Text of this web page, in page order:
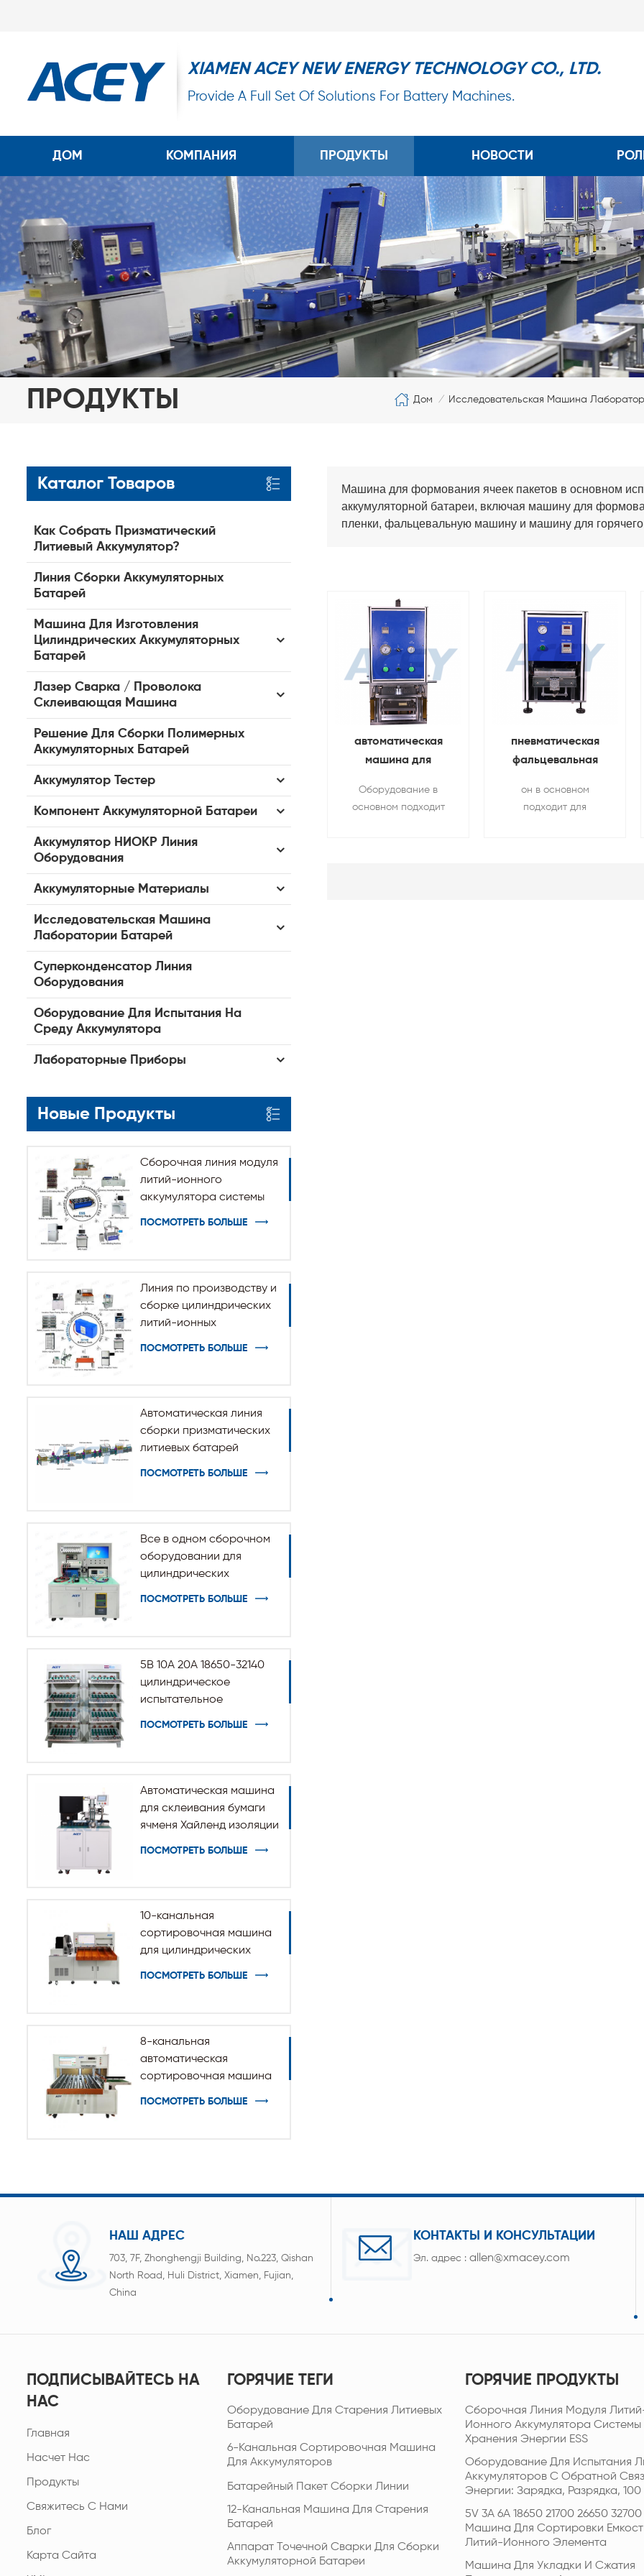
XIAMEN ACEY NEW ENERGY TECHNOLOGY CO., LTD.
Provide A Full Set Of Solutions For Battery Machines.
ДОМ КОМПАНИЯ ПРОДУКТЫ НОВОСТИ
ПРОДУКТЫ Дом / Исследовательская Машина
Каталог Товаров
Как Собрать Призматический
Литиевый Аккумулятор?
Линия Сборки Аккумуляторных
Батарей
Машина Для Изготовления
Цилиндрических Аккумуляторных
Батарей
Лазер Сварка / Проволока
Склеивающая Машина
Решение Для Сборки Полимерных
Аккумуляторных Батарей
Аккумулятор Тестер
Компонент Аккумуляторной Батареи
Аккумулятор НИОКР Линия
Оборудования
Аккумуляторные Материалы
Исследовательская Машина
Лаборатории Батарей
Суперконденсатор Линия
Оборудования
Оборудование Для Испытания На
Среду Аккумулятора
Лабораторные Приборы
Новые Продукты
Сборочная линия модуля
литий-ионного
аккумулятора системы
ПОСМОТРЕТЬ БОЛЬШЕ
Линия по производству и
сборке цилиндрических
литий-ионных
ПОСМОТРЕТЬ БОЛЬШЕ
Автоматическая линия
сборки призматических
литиевых батарей
ПОСМОТРЕТЬ БОЛЬШЕ
Все в одном сборочном
оборудовании для
цилиндрических
ПОСМОТРЕТЬ БОЛЬШЕ
5В 10А 20А 18650-32140
цилиндрическое
испытательное
ПОСМОТРЕТЬ БОЛЬШЕ
Автоматическая машина
для склеивания бумаги
ячменя Хайленд изоляции
ПОСМОТРЕТЬ БОЛЬШЕ
10-канальная
сортировочная машина
для цилиндрических
ПОСМОТРЕТЬ БОЛЬШЕ
8-канальная
автоматическая
сортировочная машина
ПОСМОТРЕТЬ БОЛЬШЕ
Машина для формования ячеек пакетов в основном
аккумуляторной батареи, включая машину для
пленки, фальцевальную машину и машину для
автоматическая
машина для
из алюминиевой
Оборудование в
основном подходит
пневматическая
фальцевальная
он в основном
подходит для
НАШ АДРЕС
703, 7F, Zhonghengji Building, No.223, Qishan
North Road, Huli District, Xiamen, Fujian,
China
КОНТАКТЫ И КОНСУЛЬТАЦИИ
Эл. адрес :allen@xmacey.com
ПОДПИСЫВАЙТЕСЬ НА
НАС
Главная
Насчет Нас
Продукты
Свяжитесь С Нами
Блог
Карта Сайта
ГОРЯЧИЕ ТЕГИ
Оборудование Для Старения Литиевых
Батарей
6-Канальная Сортировочная Машина
Для Аккумуляторов
Батарейный Пакет Сборки Линии
12-Канальная Машина Для Старения
Батарей
Аппарат Точечной Сварки Для Сборки
Аккумуляторной Батареи
ГОРЯЧИЕ ПРОДУКТЫ
Сборочная Линия Модуля
Ионного Аккумулятора Системы
Хранения Энергии ESS
Оборудование Для Испытания
Аккумуляторов С Обратной
Энергии: Зарядка, Разрядка,
5V 3A 6A 18650 21700 26650 32700
Машина Для Сортировки
Литий-Ионного Элемента
Машина Для Укладки И Сжатия